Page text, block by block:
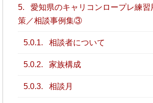
5.
愛知県のキャリコンロープレ練習
策／相談事例集③
5.0.1. 相談者について
5.0.2. 家族構成
5.0.3. 相談月